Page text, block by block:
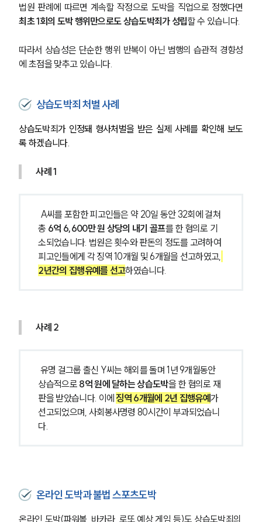
법원 판례에 따르면 계속할 작정으로 도박을 직업으로 정했다면
최초 1회의 도박 행위만으로도 상습도박죄가 성립할 수 있습니다.
따라서 상습성은 단순한 행위 반복이 아닌 범행의 습관적 경향성
에 초점을 맞추고 있습니다.
상습도박죄 처벌 사례
상습도박죄가 인정돼 형사처벌을 받은 실제 사례를 확인해 보도
록 하겠습니다.
사례 1
총 6억 6,600만 원 상당의 내기 골프를 한 혐의로 기
소되었습니다. 법원은 횟수와 판돈의 정도를 고려하여
피고인들에게 각 징역 10개월 및 6개월을 선고하였고,
2년간의 집행유예를 선고하였습니다.
사례 2
상습적으로 8억 원에 달하는 상습도박을 한 혐의로 재
판을 받았습니다. 이에 징역 6개월에 2년 집행유예가
선고되었으며, 사회봉사명령 80시간이 부과되었습니
다.
온라인 도박과 불법 스포츠도박
온라인 도박(파워볼, 바카라, 로또 예상 게임 등)도 상습도박죄의